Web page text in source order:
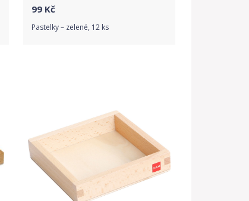
99 Kč
Pastelky – zelené, 12 ks